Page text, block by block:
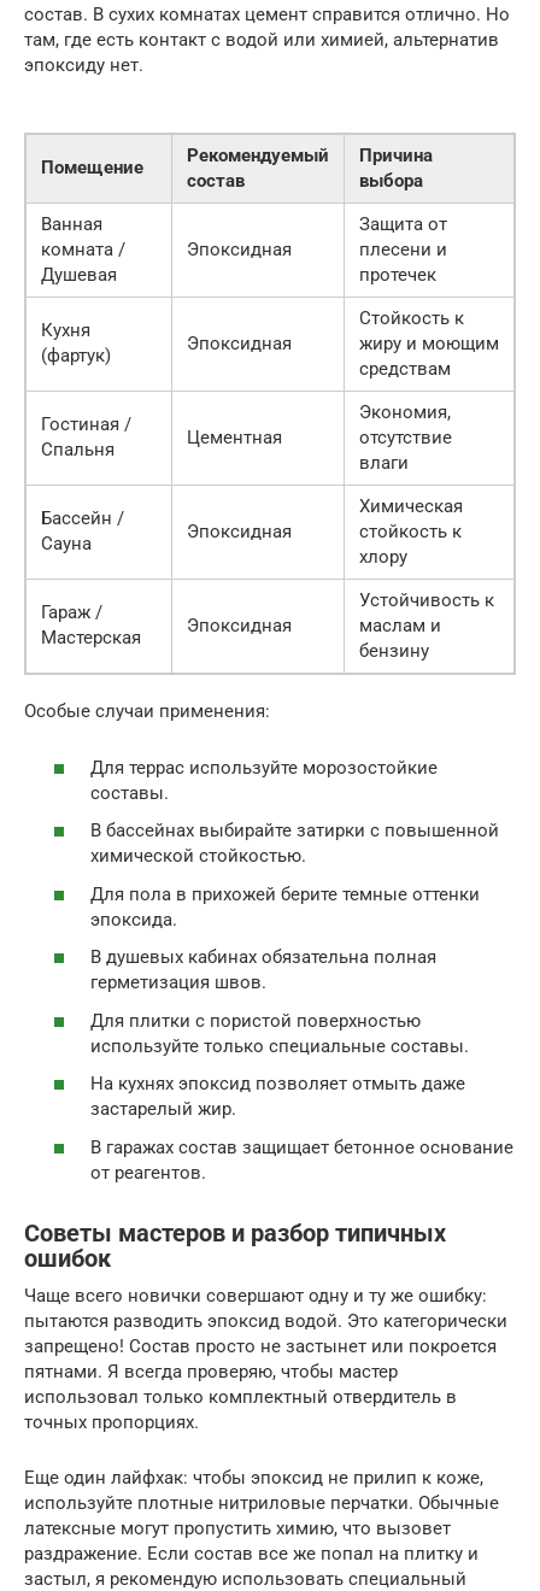
состав. В сухих комнатах цемент справится отлично. Но
там, где есть контакт с водой или химией, альтернатив
эпоксиду нет.
Помещение
Рекомендуемый
состав
Причина
выбора
Ванная
комната /
Душевая
Эпоксидная
Защита от
плесени и
протечек
Кухня
(фартук)
Эпоксидная
Стойкость к
жиру и моющим
средствам
Гостиная /
Спальня
Цементная
Экономия,
отсутствие
влаги
Бассейн /
Сауна
Эпоксидная
Химическая
стойкость к
хлору
Гараж /
Мастерская
Эпоксидная
Устойчивость к
маслам и
бензину
Особые случаи применения:
Для террас используйте морозостойкие
составы.
В бассейнах выбирайте затирки с повышенной
химической стойкостью.
Для пола в прихожей берите темные оттенки
эпоксида.
В душевых кабинах обязательна полная
герметизация швов.
Для плитки с пористой поверхностью
используйте только специальные составы.
На кухнях эпоксид позволяет отмыть даже
застарелый жир.
В гаражах состав защищает бетонное основание
от реагентов.
Советы мастеров и разбор типичных
ошибок
Чаще всего новички совершают одну и ту же ошибку:
пытаются разводить эпоксид водой. Это категорически
запрещено! Состав просто не застынет или покроется
пятнами. Я всегда проверяю, чтобы мастер
использовал только комплектный отвердитель в
точных пропорциях.
Еще один лайфхак: чтобы эпоксид не прилип к коже,
используйте плотные нитриловые перчатки. Обычные
латексные могут пропустить химию, что вызовет
раздражение. Если состав все же попал на плитку и
застыл, я рекомендую использовать специальный